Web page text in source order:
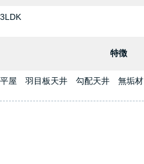
3LDK
特徴
平屋 羽目板天井 勾配天井 無垢材